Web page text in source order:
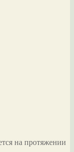
на протяжении